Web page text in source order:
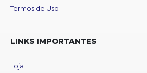
Termos de Uso
LINKS IMPORTANTES
Loja